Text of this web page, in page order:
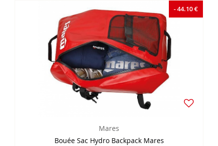
- 44.10 €
Mares
Bouée Sac Hydro Backpack Mares